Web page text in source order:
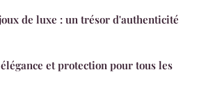
de luxe : un trésor d'authenticité
et protection pour tous les